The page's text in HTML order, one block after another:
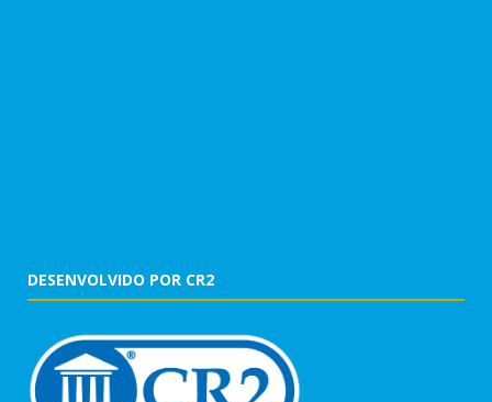
DESENVOLVIDO POR CR2